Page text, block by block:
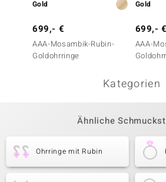
Gold
699,- €
AAA-Mosambik-Rubin-
Goldohrringe
Gold
699,- €
AAA-
Kategorien
Ähnliche
Ohrringe mit Rubin